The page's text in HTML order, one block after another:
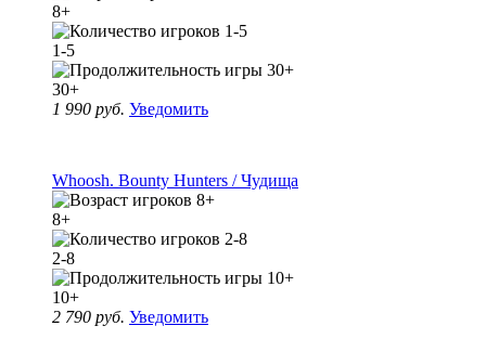
8+
1-5
30+
1 990 руб. Уведомить
Whoosh. Bounty Hunters / Чудища
8+
2-8
10+
2 790 руб. Уведомить